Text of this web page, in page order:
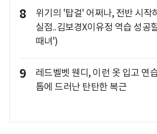
8
위기의 '탑걸' 어쩌나, 전반 시작
실점..김보경X이유정 역습 성공
때녀')
9
레드벨벳 웬디, 이런 옷 입고 연
톱에 드러난 탄탄한 복근